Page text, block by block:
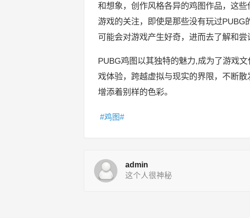
和想象，创作风格各异的鸡图作品，这
游戏的关注，即使是那些没有玩过
可能会对游戏产生好奇，进而去了解和尝
PUBG鸡图以其独特的魅力,成为了游戏
戏体验，跨越虚拟与现实的界限，不断
增添着别样的色彩。
鸡图
admin
这个人很神秘